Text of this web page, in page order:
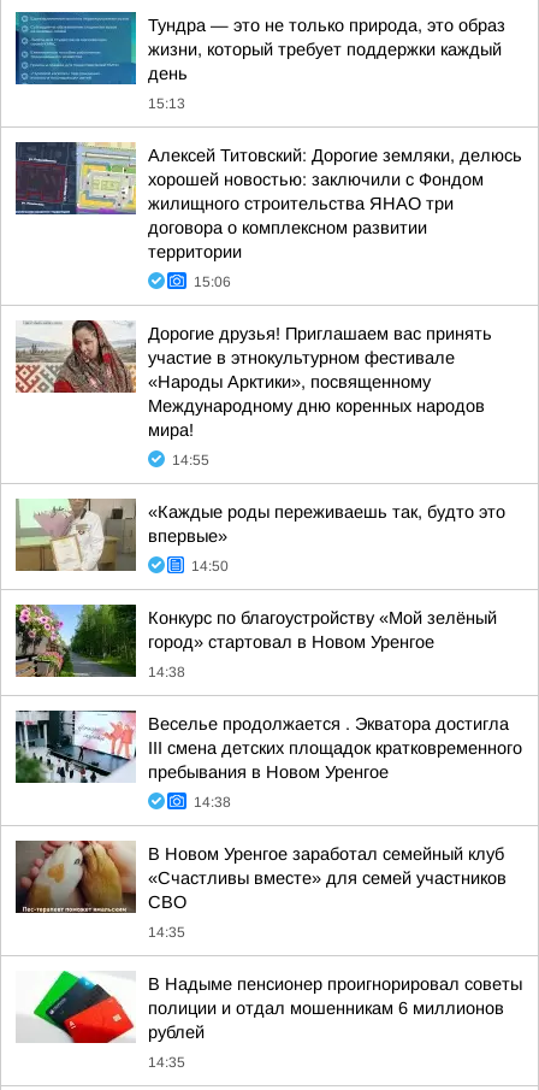
Тундра — это не только природа, это образ
жизни, который требует поддержки каждый
день
15:13
Алексей Титовский: Дорогие земляки, делюсь
хорошей новостью: заключили с Фондом
жилищного строительства ЯНАО три
договора о комплексном развитии
территории
15:06
Дорогие друзья! Приглашаем вас принять
участие в этнокультурном фестивале
«Народы Арктики», посвященному
Международному дню коренных народов
мира!
14:55
«Каждые роды переживаешь так, будто это
впервые»
14:50
Конкурс по благоустройству «Мой зелёный
город» стартовал в Новом Уренгое
14:38
Веселье продолжается . Экватора достигла
III смена детских площадок кратковременного
пребывания в Новом Уренгое
14:38
В Новом Уренгое заработал семейный клуб
«Счастливы вместе» для семей участников
СВО
14:35
В Надыме пенсионер проигнорировал советы
полиции и отдал мошенникам 6 миллионов
рублей
14:35